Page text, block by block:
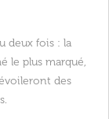
deux fois : la
le plus marqué,
des